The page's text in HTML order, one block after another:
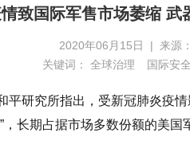
致国际军售市场萎缩 武
2020年06月15日 | 来源
关键词： 全球治理 国际安
平研究所指出，受新冠肺炎疫
，长期占据市场多数份额的美